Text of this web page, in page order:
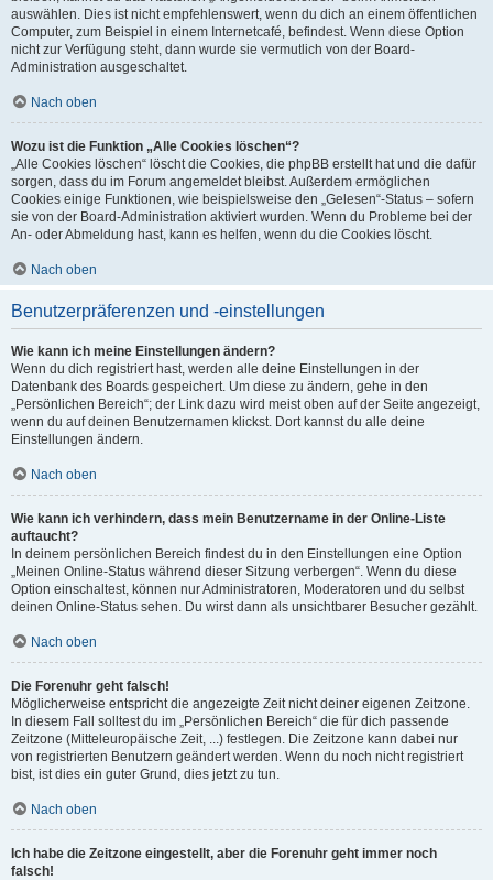
auswählen. Dies ist nicht empfehlenswert, wenn du dich an einem öffentlichen
Computer, zum Beispiel in einem Internetcafé, befindest. Wenn diese Option
nicht zur Verfügung steht, dann wurde sie vermutlich von der Board-
Administration ausgeschaltet.
Nach oben
Wozu ist die Funktion „Alle Cookies löschen“?
„Alle Cookies löschen“ löscht die Cookies, die phpBB erstellt hat und die dafür
sorgen, dass du im Forum angemeldet bleibst. Außerdem ermöglichen
Cookies einige Funktionen, wie beispielsweise den „Gelesen“-Status – sofern
sie von der Board-Administration aktiviert wurden. Wenn du Probleme bei der
An- oder Abmeldung hast, kann es helfen, wenn du die Cookies löscht.
Nach oben
Benutzerpräferenzen und -einstellungen
Wie kann ich meine Einstellungen ändern?
Wenn du dich registriert hast, werden alle deine Einstellungen in der
Datenbank des Boards gespeichert. Um diese zu ändern, gehe in den
„Persönlichen Bereich“; der Link dazu wird meist oben auf der Seite angezeigt,
wenn du auf deinen Benutzernamen klickst. Dort kannst du alle deine
Einstellungen ändern.
Nach oben
Wie kann ich verhindern, dass mein Benutzername in der Online-Liste
auftaucht?
In deinem persönlichen Bereich findest du in den Einstellungen eine Option
„Meinen Online-Status während dieser Sitzung verbergen“. Wenn du diese
Option einschaltest, können nur Administratoren, Moderatoren und du selbst
deinen Online-Status sehen. Du wirst dann als unsichtbarer Besucher gezählt.
Nach oben
Die Forenuhr geht falsch!
Möglicherweise entspricht die angezeigte Zeit nicht deiner eigenen Zeitzone.
In diesem Fall solltest du im „Persönlichen Bereich“ die für dich passende
Zeitzone (Mitteleuropäische Zeit, ...) festlegen. Die Zeitzone kann dabei nur
von registrierten Benutzern geändert werden. Wenn du noch nicht registriert
bist, ist dies ein guter Grund, dies jetzt zu tun.
Nach oben
Ich habe die Zeitzone eingestellt, aber die Forenuhr geht immer noch
falsch!